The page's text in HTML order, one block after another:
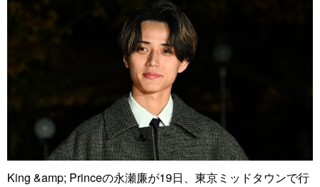
King &amp; Princeの永瀬廉が19日、東京ミッドタウンで行